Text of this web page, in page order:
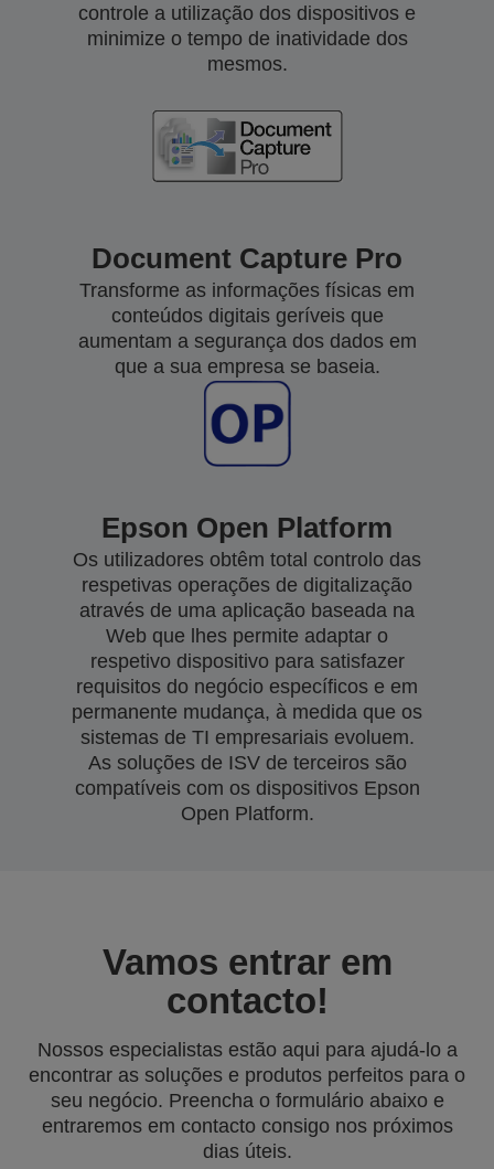
controle a utilização dos dispositivos e
minimize o tempo de inatividade dos
mesmos.
Document Capture Pro
Transforme as informações físicas em
conteúdos digitais geríveis que
aumentam a segurança dos dados em
que a sua empresa se baseia.
Epson Open Platform
Os utilizadores obtêm total controlo das
respetivas operações de digitalização
através de uma aplicação baseada na
Web que lhes permite adaptar o
respetivo dispositivo para satisfazer
requisitos do negócio específicos e em
permanente mudança, à medida que os
sistemas de TI empresariais evoluem.
As soluções de ISV de terceiros são
compatíveis com os dispositivos Epson
Open Platform.
Vamos entrar em
contacto!
Nossos especialistas estão aqui para ajudá-lo a
encontrar as soluções e produtos perfeitos para o
seu negócio. Preencha o formulário abaixo e
entraremos em contacto consigo nos próximos
dias úteis.